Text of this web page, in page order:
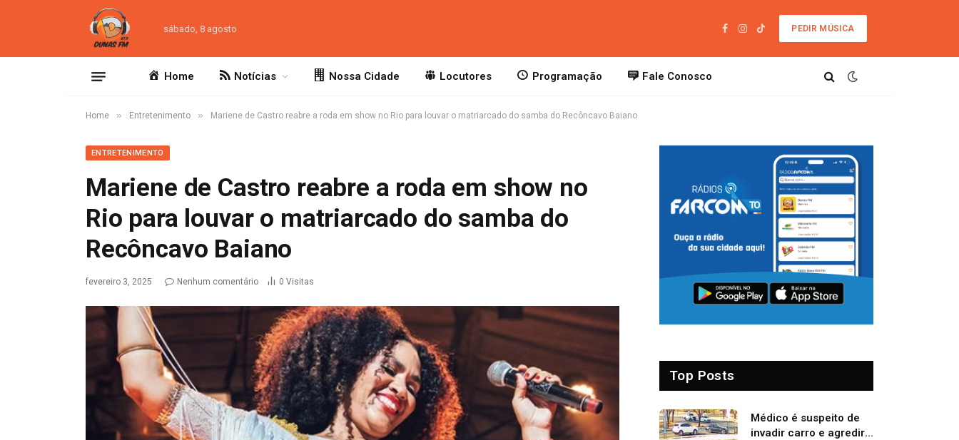
sábado, 8 agosto
Facebook
Instagram
TikTok
PEDIR MÚSICA
Home Notícias Nossa Cidade Locutores Programação Fale Conosco
Home » Entretenimento » Mariene de Castro reabre a roda em show no Rio para louvar o matriarcado do samba do Recôncavo Baiano
ENTRETENIMENTO
Mariene de Castro reabre a roda em show no
Rio para louvar o matriarcado do samba do
Recôncavo Baiano
fevereiro 3, 2025 Nenhum comentário 0 Visitas
Top Posts
Médico é suspeito de
invadir carro e agredir